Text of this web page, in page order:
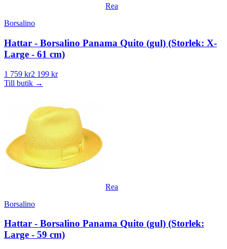
Rea
Borsalino
Hattar - Borsalino Panama Quito (gul) (Storlek: X-
Large - 61 cm)
1 759 kr2 199 kr
Till butik →
Rea
Borsalino
Hattar - Borsalino Panama Quito (gul) (Storlek:
Large - 59 cm)